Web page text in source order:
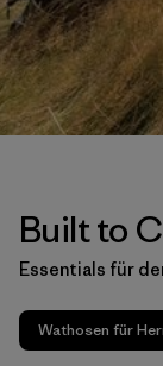
Built to
Essentials für
Wathosen für